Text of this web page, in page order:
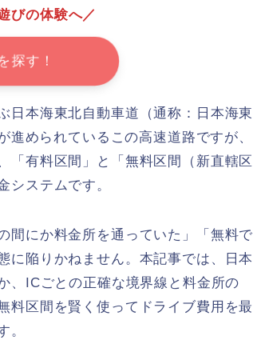
びの体験へ／
探す！
日本海東北自動車道（通称：日本海東
められているこの高速道路ですが、
「有料区間」と「無料区間（新直轄区
システムです。
間にか料金所を通っていた」「無料で
に陥りかねません。本記事では、日本
、ICごとの正確な境界線と料金所の
料区間を賢く使ってドライブ費用を最
。